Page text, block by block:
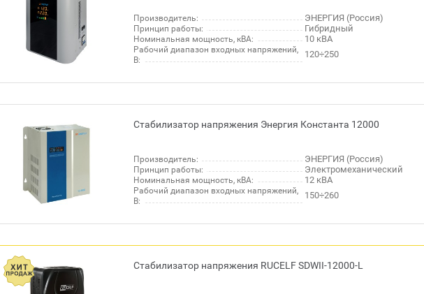
Производитель: ЭНЕРГИЯ (Россия)
Принцип работы: Гибридный
Номинальная мощность, кВА: 10 кВА
Рабочий диапазон входных напряжений,
В:
120÷250
Стабилизатор напряжения Энергия Константа 12000
Производитель: ЭНЕРГИЯ (Россия)
Принцип работы: Электромеханический
Номинальная мощность, кВА: 12 кВА
Рабочий диапазон входных напряжений,
В:
150÷260
Стабилизатор напряжения RUCELF SDWII-12000-L